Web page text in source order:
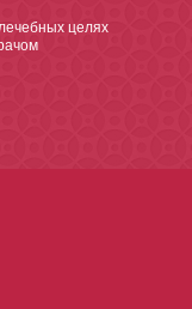
целях